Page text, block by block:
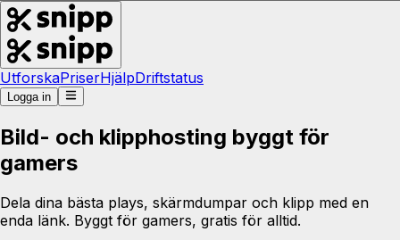
UtforskaPriserHjälpDriftstatus
Logga in
Bild- och klipphosting byggt för
gamers
Dela dina bästa plays, skärmdumpar och klipp med en
enda länk. Byggt för gamers, gratis för alltid.